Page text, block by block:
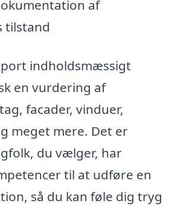
af
tilstand
indholdsmæssigt
en vurdering af
facader, vinduer,
meget mere. Det er
du vælger, har
til at udføre en
så du kan føle dig tryg